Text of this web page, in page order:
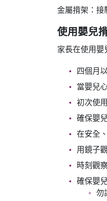
金屬揹架：接
使用嬰兒
家長在使用嬰
四個月
當嬰兒
初次使
確保嬰
在安全
用鏡子
時刻觀
確保嬰
勿